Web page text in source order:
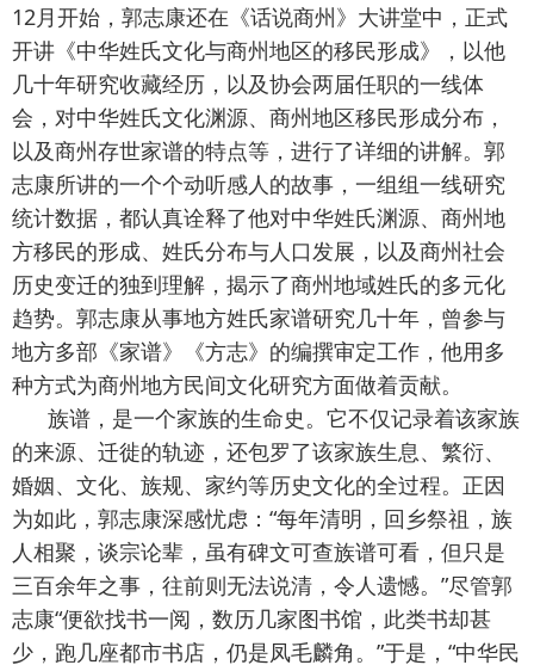
12月开始，郭志康还在《话说商州》大讲堂中，正式
开讲《中华姓氏文化与商州地区的移民形成》，以他
几十年研究收藏经历，以及协会两届任职的一线体
会，对中华姓氏文化渊源、商州地区移民形成分布，
以及商州存世家谱的特点等，进行了详细的讲解。郭
志康所讲的一个个动听感人的故事，一组组一线研究
统计数据，都认真诠释了他对中华姓氏渊源、商州地
方移民的形成、姓氏分布与人口发展，以及商州社会
历史变迁的独到理解，揭示了商州地域姓氏的多元化
趋势。郭志康从事地方姓氏家谱研究几十年，曾参与
地方多部《家谱》《方志》的编撰审定工作，他用多
种方式为商州地方民间文化研究方面做着贡献。
族谱，是一个家族的生命史。它不仅记录着该家族
的来源、迁徙的轨迹，还包罗了该家族生息、繁衍、
婚姻、文化、族规、家约等历史文化的全过程。正因
为如此，郭志康深感忧虑：“每年清明，回乡祭祖，族
人相聚，谈宗论辈，虽有碑文可查族谱可看，但只是
三百余年之事，往前则无法说清，令人遗憾。”尽管郭
志康“便欲找书一阅，数历几家图书馆，此类书却甚
少，跑几座都市书店，仍是凤毛麟角。”于是，“中华民